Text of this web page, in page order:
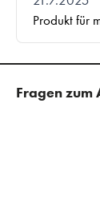
Fragen zum